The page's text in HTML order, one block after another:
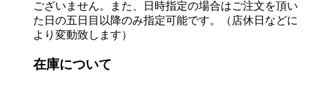
ございません。また、日時指定の場合はご注文を頂い
た日の五日目以降のみ指定可能です。（店休日などに
より変動致します）
在庫について